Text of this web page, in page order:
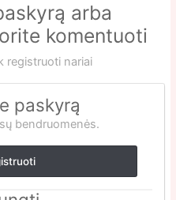
arba
komentuoti
registruoti nariai
paskyrą
bendruomenės.